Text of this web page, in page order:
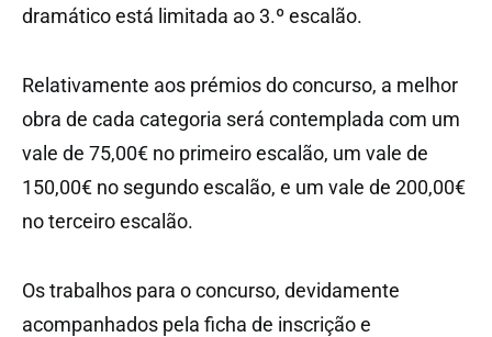
dramático está limitada ao 3.º escalão.
Relativamente aos prémios do concurso, a melhor
obra de cada categoria será contemplada com um
vale de 75,00€ no primeiro escalão, um vale de
150,00€ no segundo escalão, e um vale de 200,00€
no terceiro escalão.
Os trabalhos para o concurso, devidamente
acompanhados pela ficha de inscrição e